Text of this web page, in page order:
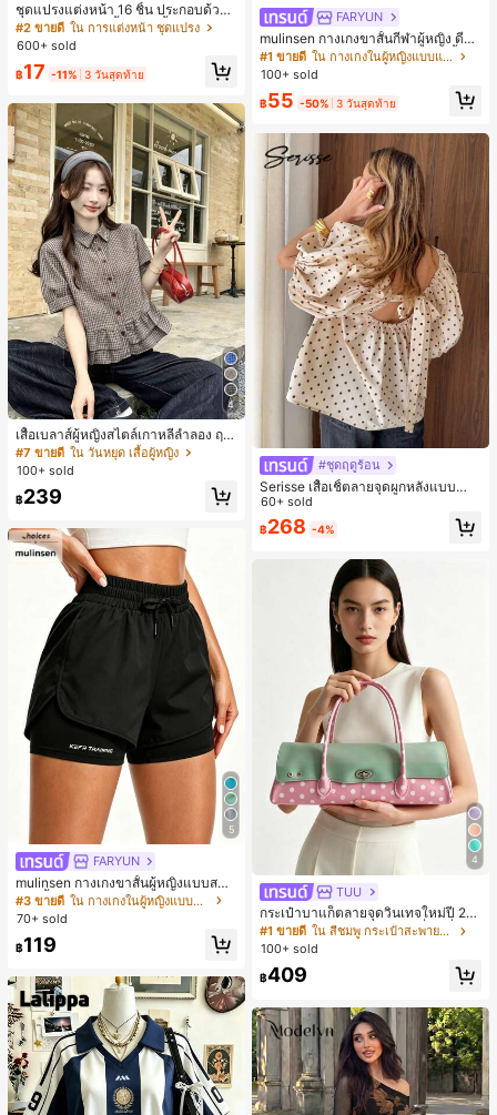
ชุดแปรงแต่งหน้า 16 ชิ้น ประกอบด้วยแ
ปรงแต่งหน้า 13 ชิ้น, ฟองน้ำแต่งหน้ารู
ปหยดน้ำ 1 ชิ้น, แปรงแป้งรองพื้นกลม 1
1 ชิ้น - ชุดคลาสสิก ทำจากขนสังเคราะ
หญิงและเด็กผู้หญิง เหมาะสำหรับฤดูใบ
ไม้ร่วงและฤดูหนาว
#2 ขายดี ใน การแต่งหน้า ชุดแปรง
600+ sold
฿17 -11% 3 วันสุดท้าย
4
เสื้อเบลาส์ผู้หญิงสไตล์เกาหลีลำลอง ฤดู
ใบไม้ผลิ/ฤดูร้อนใหม่ ชายระบาย ชิคแล
ะหรูหรา
#7 ขายดี ใน วันหยุด เสื้อผู้หญิง
100+ sold
฿239
5
FARYUN
mulinsen กางเกงขาสั้นผู้หญิงแบบสบา
ยๆ สีพื้น หลวม อเนกประสงค์ กางเกงขา
สั้นกีฬา 2-In-1 สำหรับวิ่ง ฟิตเนส และก
ารฝึกซ้อมกีฬาในฤดูร้อน
#3 ขายดี
ใน กางเกงในผู้หญิงแบบแอคทีฟ
70+ sold
฿119
FARYUN
mulinsen กางเกงขาสั้นกีฬาผู้หญิง ดีไซ
น์ปลายเปิด เอวยืดหยุ่น กางเกงขาสั้น
ลำลองกีฬาฤดูร้อน ความยาว 3/4
#1 ขายดี
ใน กางเกงในผู้หญิงแบบแอคทีฟ
100+ sold
฿55 -50% 3 วันสุดท้าย
#ชุดฤดูร้อน
Serisse เสื้อเชิ้ตลายจุดผูกหลังแบบลำล
องสำหรับฤดูร้อน
60+ sold
฿268 -4%
4
TUU
กระเป๋าบาแก็ตลายจุดวินเทจใหม่ปี 20
26 สำหรับผู้หญิง กระเป๋าเจลลี่แฟชั่นสไ
ตล์หวาน ความจุขนาดใหญ่ กระเป๋าสะ
#1 ขายดี
ใน สีชมพู กระเป๋าสะพายผู้หญิง
100+ sold
฿409